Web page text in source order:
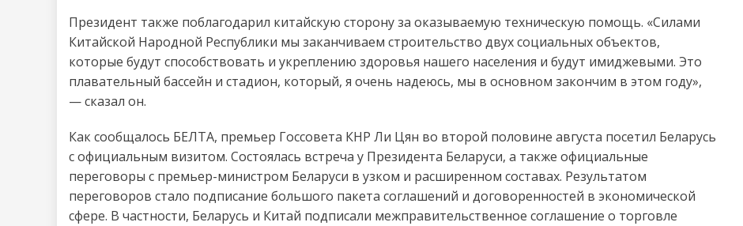
Президент также поблагодарил китайскую сторону за оказываемую техническую помощь. «Силами
Китайской Народной Республики мы заканчиваем строительство двух социальных объектов,
которые будут способствовать и укреплению здоровья нашего населения и будут имиджевыми. Это
плавательный бассейн и стадион, который, я очень надеюсь, мы в основном закончим в этом году»,
— сказал он.
Как сообщалось БЕЛТА, премьер Госсовета КНР Ли Цян во второй половине августа посетил Беларусь
с официальным визитом. Состоялась встреча у Президента Беларуси, а также официальные
переговоры с премьер-министром Беларуси в узком и расширенном составах. Результатом
переговоров стало подписание большого пакета соглашений и договоренностей в экономической
сфере. В частности, Беларусь и Китай подписали межправительственное соглашение о торговле